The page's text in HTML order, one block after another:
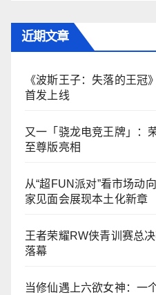
近期文章
《波斯王子：失落的王冠
首发上线
又一「骁龙电竞王牌」：
至尊版亮相
从“超FUN派对”看市场动
家见面会展现本土化新章
王者荣耀RW侠青训赛总
落幕
当修仙遇上六欲女神：一